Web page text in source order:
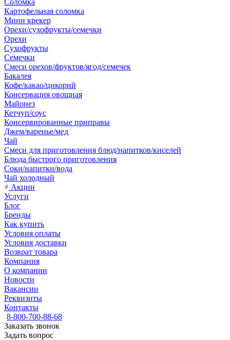
Соломка
Картофельная соломка
Мини крекер
Орехи/сухофрукты/семечки
Орехи
Сухофрукты
Семечки
Смеси орехов/фруктов/ягод/семечек
Бакалея
Кофе/какао/цикорий
Консервация овощная
Майонез
Кетчуп/соус
Консервированные приправы
Джем/варенье/мед
Чай
Смеси для приготовления блюд/напитков/киселей
Блюда быстрого приготовления
Соки/напитки/вода
Чай холодный
Акции
Услуги
Блог
Бренды
Как купить
Условия оплаты
Условия доставки
Возврат товара
Компания
О компании
Новости
Вакансии
Реквизиты
Контакты
8-800-700-88-68
Заказать звонок
Задать вопрос